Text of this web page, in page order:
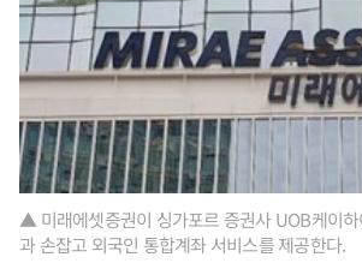
▲ 미래에셋증권이 싱가포르 증권사 UOB케이
과 손잡고 외국인 통합계좌 서비스를 제공한다.